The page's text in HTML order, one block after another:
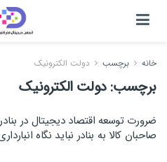
خانه برچسب دولت الکترونیک
برچسب:دولت الکترونیک
ضرورت توسعه اقتصاد دیجیتال در
صاحبان کالا به بنادر نباید نگاه